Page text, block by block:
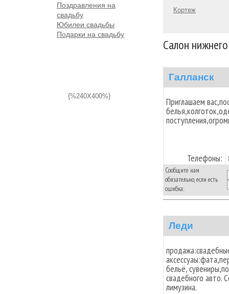
Поздравления на
свадьбу
Юбилеи свадьбы
Подарки на свадьбу
{%240X400%}
Кортеж
Салон
Галланск
Приглашаем
Телефоны:
Сообщите нам
обязательно, если есть
ошибка:
Леди
бельё,
свадебного авто.
лимузина.